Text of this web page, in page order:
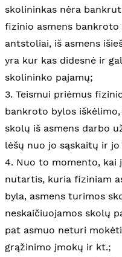
skolininkas nėra
fizinio asmens bankroto
antstoliai, iš asmens
yra kur kas didesnė ir
skolininko pajamų;
3. Teismui priėmus
bankroto bylos
skolų iš asmens darbo
lėšų nuo jo sąskaitų ir
4. Nuo to momento, kai
nutartis, kuria fiziniam
byla, asmens turimos
neskaičiuojamos skolų
pat asmuo neturi
grąžinimo įmokų ir kt.;